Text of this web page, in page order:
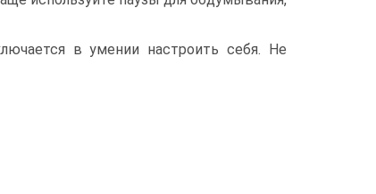
в умении настроить себя. Не